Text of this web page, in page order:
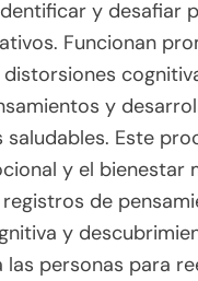
y desafiar
Funcionan
y
Este
y el bienestar
de
y
las personas para